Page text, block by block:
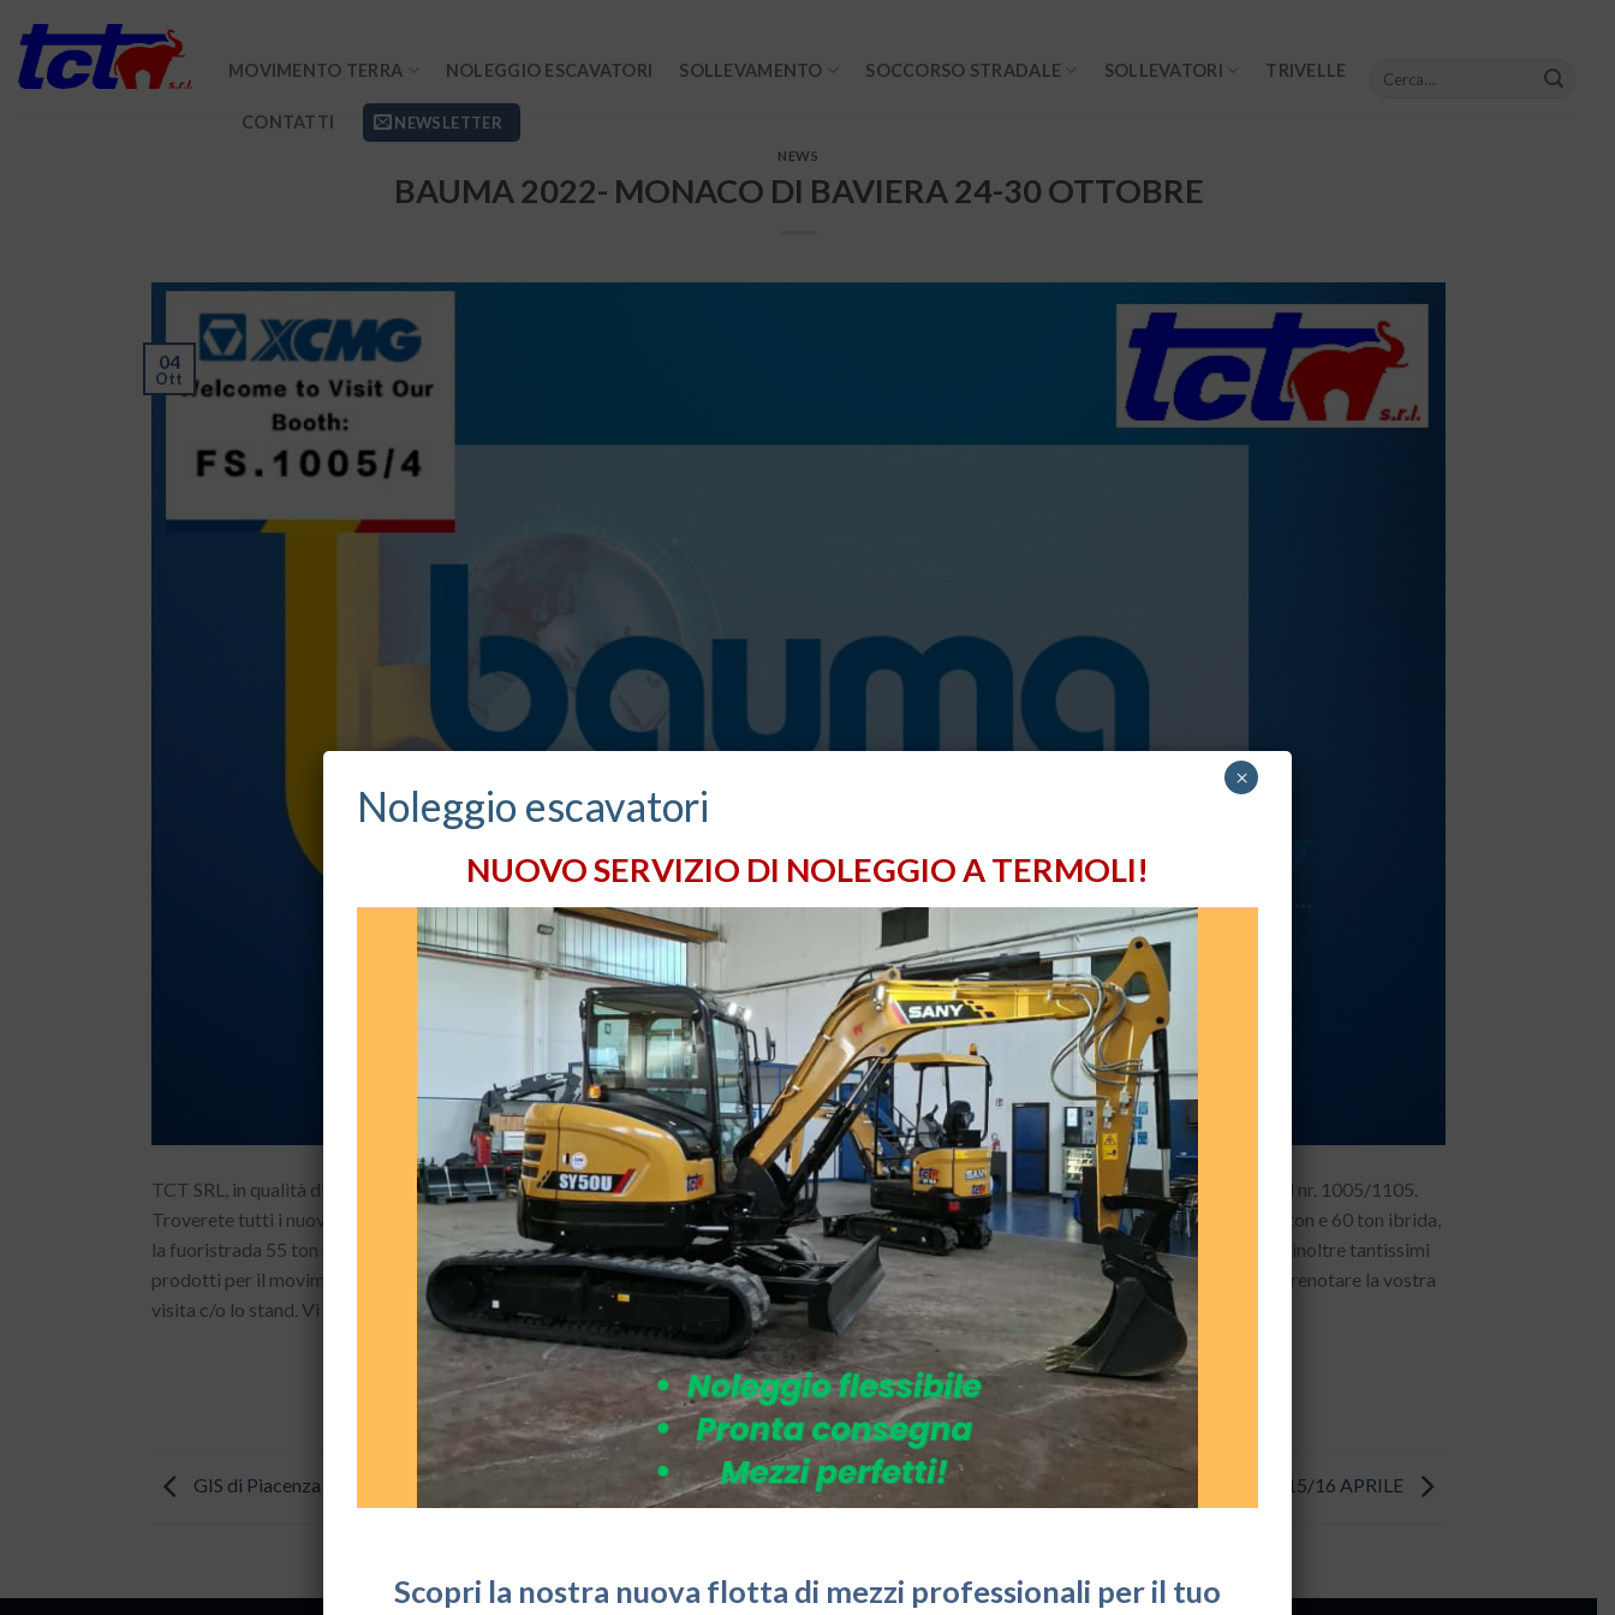
content
MOVIMENTO TERRA NOLEGGIO ESCAVATORI SOLLEVAMENTO SOCCORSO STRADALE SOLLEVATORI TRIVELLE
CONTATTI NEWSLETTER
NEWS
BAUMA 2022- MONACO DI BAVIERA 24-30 OTTOBRE
04
Ott
TCT SRL, in qualità di distributore autorizzato per i prodotti XCMG in Italia, vi invita a visitare lo stand XCMG al Bauma – area esterna stand nr. 1005/1105.
Troverete tutti i nuovi prodotti XCMG omologati per il mercato europeo in anteprima assoluta ovvero le nuovissime autogru all terrain 130 ton e 60 ton ibrida,
la fuoristrada 55 ton e l’autogru a libera circolazione XCT 45_E realizzata in co-progettazione con TCM e installata su Iveco 8×4! Troverete inoltre tantissimi
prodotti per il movimento terra, in particolare la minipala elettrica da 70q. e l’escavatore ibrido 600 q. Contattateci tramite questo sito per prenotare la vostra
visita c/o lo stand. Vi aspettiamo!
GIS di Piacenza dal 7 al 9 Ottobre FIERA LANCIANO 2023- 14/15/16 APRILE
Noleggio escavatori
NUOVO SERVIZIO DI NOLEGGIO A TERMOLI!
Scopri la nostra nuova flotta di mezzi professionali per il tuo
×